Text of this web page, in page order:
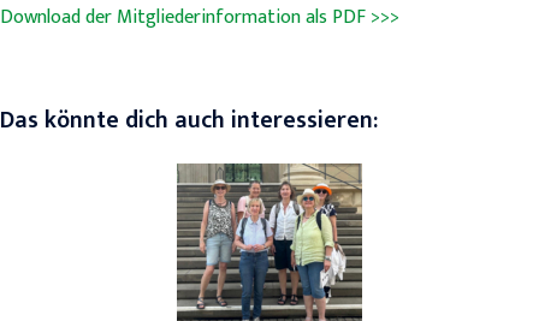
Download der Mitgliederinformation als PDF >>>
Das könnte dich auch interessieren: